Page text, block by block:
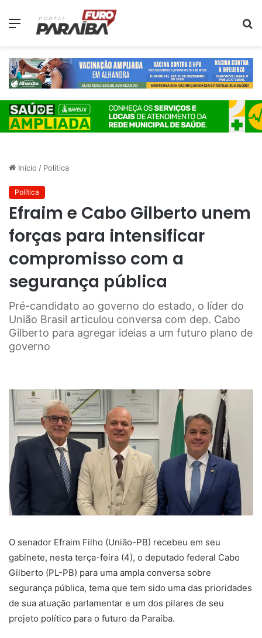
Menu
Início / Política
Política
Efraim e Cabo Gilberto unem
forças para intensificar
compromisso com a
segurança pública
Pré-candidato ao governo do estado, o líder do
União Brasil articulou conversa com dep. Cabo
Gilberto para agregar ideias a um futuro plano de
governo
O senador Efraim Filho (União-PB) recebeu em seu
gabinete, nesta terça-feira (4), o deputado federal Cabo
Gilberto (PL-PB) para uma ampla conversa sobre
segurança pública, tema que tem sido uma das prioridades
de sua atuação parlamentar e um dos pilares de seu
projeto político para o futuro da Paraíba.